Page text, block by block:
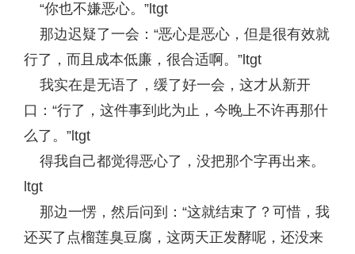
“你也不嫌恶心。”ltgt
那边迟疑了一会：“恶心是恶心，但是很有效就
行了，而且成本低廉，很合适啊。”ltgt
我实在是无语了，缓了好一会，这才从新开
口：“行了，这件事到此为止，今晚上不许再那什
么了。”ltgt
得我自己都觉得恶心了，没把那个字再出来。
ltgt
那边一愣，然后问到：“这就结束了？可惜，我
还买了点榴莲臭豆腐，这两天正发酵呢，还没来